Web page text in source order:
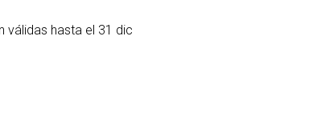
válidas hasta el 31 dic